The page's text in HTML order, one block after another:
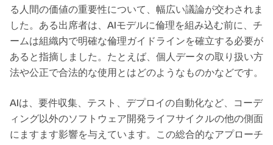
る人間の価値の重要性について、幅広い議論が交わされま
した。ある出席者は、AIモデルに倫理を組み込む前に、チ
ームは組織内で明確な倫理ガイドラインを確立する必要が
あると指摘しました。たとえば、個人データの取り扱い方
法や公正で合法的な使用とはどのようなものかなどです。
AIは、要件収集、テスト、デプロイの自動化など、コーデ
ィング以外のソフトウェア開発ライフサイクルの他の側面
にますます影響を与えています。この総合的なアプローチ